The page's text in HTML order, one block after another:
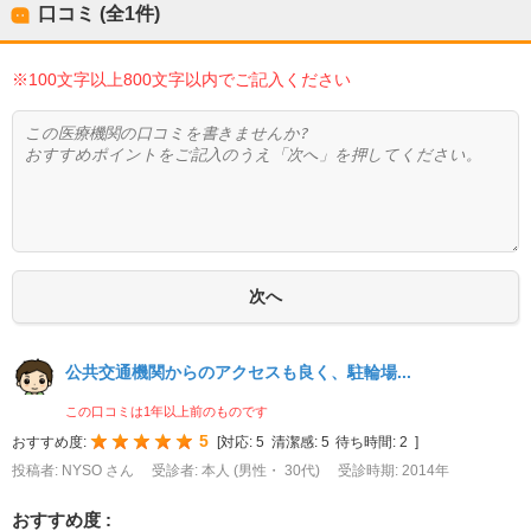
口コミ (全1件)
※100文字以上800文字以内でご記入ください
公共交通機関からのアクセスも良く、駐輪場...
この口コミは1年以上前のものです
おすすめ度: 5 [対応: 5 清潔感: 5 待ち時間: 2 ]
投稿者: NYSO さん
受診者: 本人 (男性・ 30代) 受診時期: 2014年
おすすめ度 :